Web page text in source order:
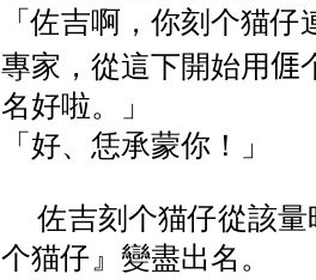
「佐吉啊，你刻个猫
專家，從這下開始用𠊎
名好啦。」
「好、恁承蒙你！」
佐吉刻个猫仔從該量
个猫仔』變盡出名。